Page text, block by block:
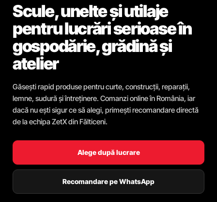
Scule, unelte și utilaje
pentru lucrări serioase în
gospodărie, grădină și
atelier
Găsești rapid produse pentru curte, construcții, reparații,
lemne, sudură și întreținere. Comanzi online în România, iar
dacă nu ești sigur ce să alegi, primești recomandare directă
de la echipa ZetX din Fălticeni.
Alege după lucrare
Recomandare pe WhatsApp